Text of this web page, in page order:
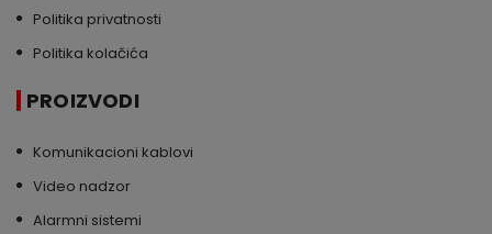
Politika privatnosti
Politika kolačića
PROIZVODI
Komunikacioni kablovi
Video nadzor
Alarmni sistemi